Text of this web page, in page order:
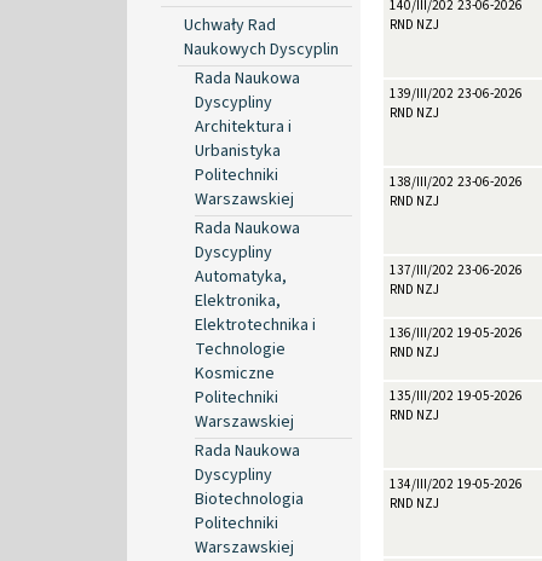
Uchwały Rad
Naukowych Dyscyplin
Rada Naukowa
Dyscypliny
Architektura i
Urbanistyka
Politechniki
Warszawskiej
Rada Naukowa
Dyscypliny
Automatyka,
Elektronika,
Elektrotechnika i
Technologie
Kosmiczne
Politechniki
Warszawskiej
Rada Naukowa
Dyscypliny
Biotechnologia
Politechniki
Warszawskiej
140/III/2026
RND NZJ
23-06-2026
139/III/2026
RND NZJ
23-06-2026
138/III/2026
RND NZJ
23-06-2026
137/III/2026
RND NZJ
23-06-2026
136/III/2026
RND NZJ
19-05-2026
135/III/2026
RND NZJ
19-05-2026
134/III/2026
RND NZJ
19-05-2026